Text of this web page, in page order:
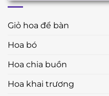
Giỏ hoa để bàn
Hoa bó
Hoa chia buồn
Hoa khai trương